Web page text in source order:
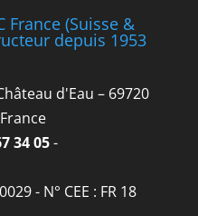
France (Suisse &
depuis 1953
d'Eau – 69720
34 05-
- N° CEE : FR 18